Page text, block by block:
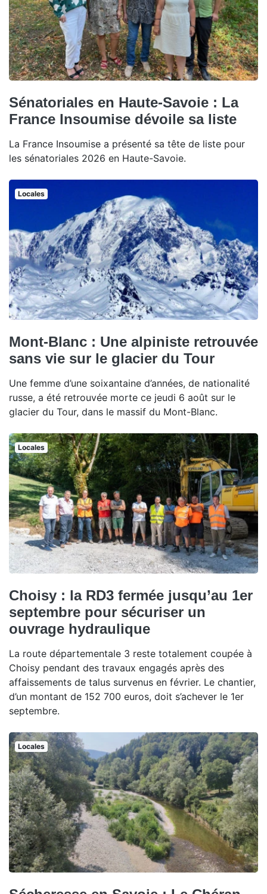
Sénatoriales en Haute-Savoie : La
France Insoumise dévoile sa liste
La France Insoumise a présenté sa tête de liste pour
les sénatoriales 2026 en Haute-Savoie.
Locales
Mont-Blanc : Une alpiniste retrouvée
sans vie sur le glacier du Tour
Une femme d’une soixantaine d’années, de nationalité
russe, a été retrouvée morte ce jeudi 6 août sur le
glacier du Tour, dans le massif du Mont-Blanc.
Locales
Choisy : la RD3 fermée jusqu’au 1er
septembre pour sécuriser un
ouvrage hydraulique
La route départementale 3 reste totalement coupée à
Choisy pendant des travaux engagés après des
affaissements de talus survenus en février. Le chantier,
d’un montant de 152 700 euros, doit s’achever le 1er
septembre.
Locales